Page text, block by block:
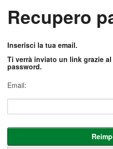
Recupero
Inserisci la tua email.
Ti verrà inviato un link grazie
password.
Email: